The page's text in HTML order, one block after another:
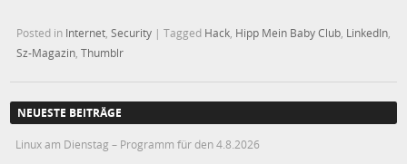
Posted in Internet ,Security |Tagged Hack Hipp Mein Baby Club LinkedIn
Sz-Magazin ,Thumblr
NEUESTE BEITRÄGE
Linux am Dienstag – Programm für den 4.8.2026